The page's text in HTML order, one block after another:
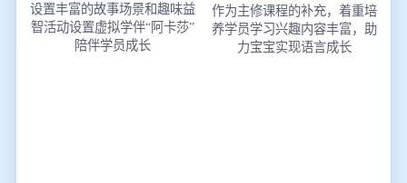
设置丰富的故事场景和趣味益
智活动设置虚拟学伴“阿卡莎”
陪伴学员成长
作为主修课程的补充，着重培
养学员学习兴趣内容丰富，助
力宝宝实现语言成长